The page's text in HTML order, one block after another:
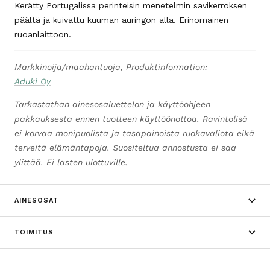
Kerätty Portugalissa perinteisin menetelmin savikerroksen
päältä ja kuivattu kuuman auringon alla. Erinomainen
ruoanlaittoon.
Markkinoija/maahantuoja, Produktinformation:
Aduki Oy
Tarkastathan ainesosaluettelon ja käyttöohjeen
pakkauksesta ennen tuotteen käyttöönottoa. Ravintolisä
ei korvaa monipuolista ja tasapainoista ruokavaliota eikä
terveitä elämäntapoja. Suositeltua annostusta ei saa
ylittää. Ei lasten ulottuville.
AINESOSAT
TOIMITUS